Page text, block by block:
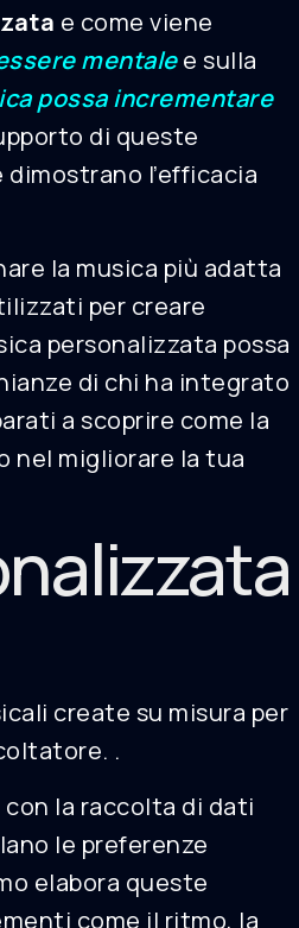
e come viene
mentalee sulla
possa incrementare
di queste
dimostrano l’efficacia
la musica più adatta
per creare
personalizzata possa
di chi ha integrato
a scoprire come la
nel migliorare la tua
create su misura per
.
la raccolta di dati
le preferenze
elabora queste
come il ritmo, la